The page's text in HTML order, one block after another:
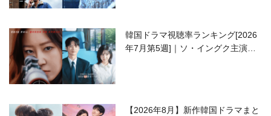
韓国ドラマ視聴率ランキング[2026
年7月第5週]｜ソ・イングク主演の
【2026年8月】新作韓国ドラマまと